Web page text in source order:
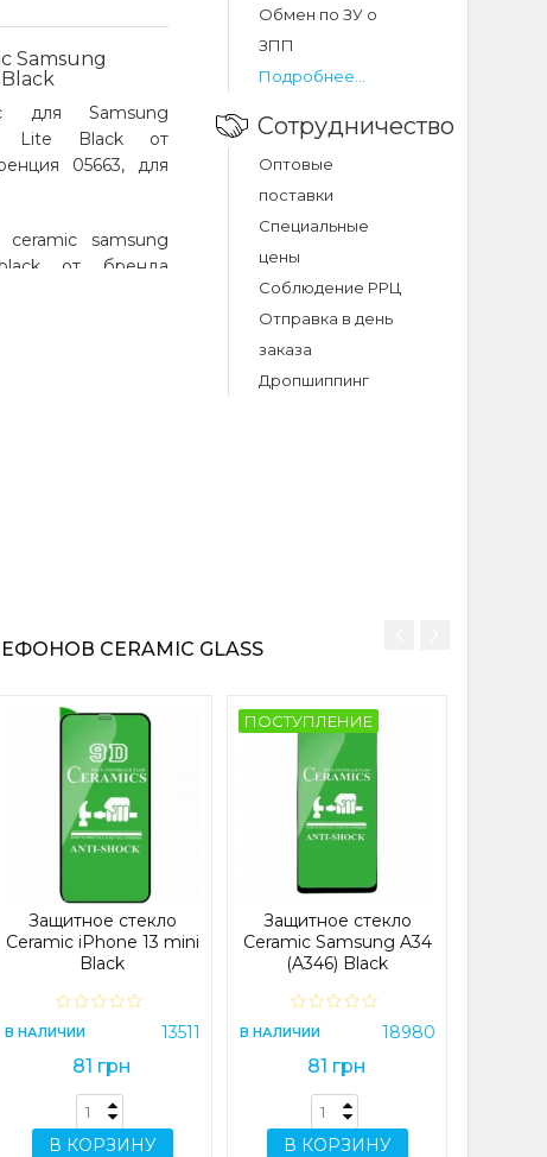
Samsung
Black
для Samsung
Lite Black от
05663, для
ceramic samsung
от бренда
A71 (Samsung),
устройствами
Обмен по ЗУ о
ЗПП
Подробнее...
Сотрудничество
Оптовые
поставки
Специальные
цены
Соблюдение РРЦ
Отправка в день
заказа
Дропшиппинг
CERAMIC GLASS
Защитное стекло
Ceramic iPhone 13 mini
Black
В НАЛИЧИИ 13511
81 грн
В КОРЗИНУ
ПОСТУПЛЕНИЕ
Защитное стекло
Ceramic Samsung A34
(A346) Black
В НАЛИЧИИ 18980
81 грн
В КОРЗИНУ